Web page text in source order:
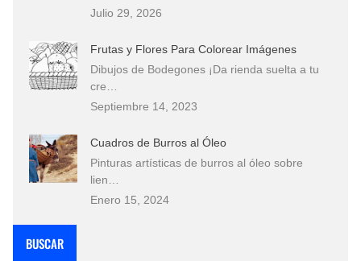
Julio 29, 2026
Frutas y Flores Para Colorear Imágenes
Dibujos de Bodegones ¡Da rienda suelta a tu
cre…
Septiembre 14, 2023
Cuadros de Burros al Óleo
Pinturas artísticas de burros al óleo sobre
lien…
Enero 15, 2024
BUSCAR